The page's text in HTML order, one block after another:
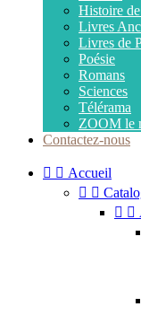
Histoire
Livres
Livres de
Poésie
Romans
Sciences
Télérama
ZOOM le
Contactez-nous
  Accueil
 
 